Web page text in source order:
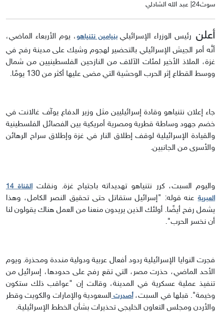
سوث24| عبد الله الشادلي
أعلن رئيس الوزراء الإسرائيليبنيامين نتنياهو، يوم الأربعاء الماضي،
أنَّه أمر الجيش الإسرائيلي بالتحضير لهجوم وشيك على مدينة رفح في
غزة، الملاذ الأخير لمئات الآلاف من النازحين الفلسطينيين من شمال
ووسط القطاع إثر الحرب الوحشية التي مضى عليها أكثر من 130 يومًا.
جاء إعلان نتنياهو وقادة إسرائيليين مثل وزير الدفاع يوآف غالانت في
خضم جهود وساطة قطرية ومصرية أمريكية بين الفصائل الفلسطينية
والقيادة الإسرائيلية لوقف إطلاق النار في غزة وإطلاق سراح الرهائن
والأسرى من الجانبين.
واليوم السبت، كرر نتنياهو تهديداته باجتياح غزة. ونقلت
القناة 14
العبرية عنه قوله: "إسرائيل ستقاتل حتى تحقيق النصر الكامل، وهذا
يشمل رفح أيضًا. أولئك الذين يريدون منعنا من العمل هناك يقولون لنا
أن نخسر الحرب".
فجرت النوايا الإسرائيلية ردود أفعال عربية ودولية منددة ومحذرة. ويوم
الأحد الماضي، حذرت مصر، التي تقع رفح على حدودها، إسرائيل من
تنفيذ عملية عسكرية في المدينة، وقالت إن "عواقب ذلك ستكون
وخيمة". قبلها في السبت،أصدرت السعودية والإمارات والكويت وقطر
والأردن ومجلس التعاون الخليجي تحذيرات بشأن الخطط الإسرائيلية.